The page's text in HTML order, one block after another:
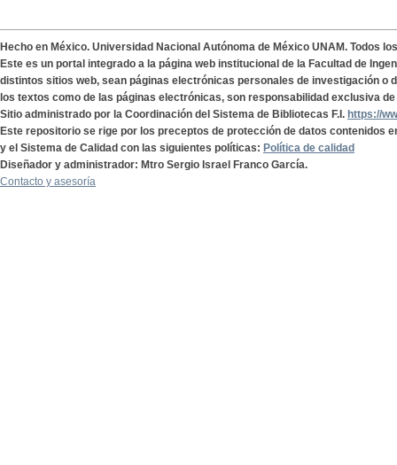
Hecho en México. Universidad Nacional Autónoma de México UNAM. Todos
Este es un portal integrado a la página web institucional de la Facultad de
distintos sitios web, sean páginas electrónicas personales de investigación o
los textos como de las páginas electrónicas, son responsabilidad exclusiva
Sitio administrado por la Coordinación del Sistema de Bibliotecas F.I. https://
Este repositorio se rige por los preceptos de protección de datos contenidos
y el Sistema de Calidad con las siguientes políticas: Política de calidad
Diseñador y administrador: Mtro Sergio Israel Franco García.
Contacto y asesoría